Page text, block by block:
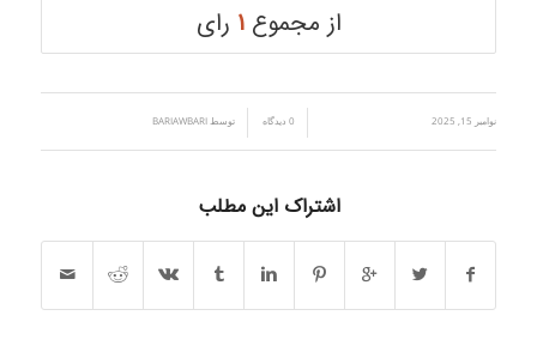
از مجموع۱ رای
نوامبر 15, 2025 0 دیدگاه توسطBARIAWBARI
اشتراک این مطلب